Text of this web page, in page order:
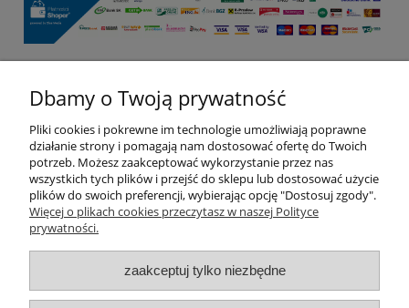
Pomoc
Moje konto
Płatności i dostawa
O nas
Dbamy o Twoją prywatność
Pliki cookies i pokrewne im technologie umożliwiają poprawne
działanie strony i pomagają nam dostosować ofertę do Twoich
potrzeb. Możesz zaakceptować wykorzystanie przez nas
wszystkich tych plików i przejść do sklepu lub dostosować użycie
plików do swoich preferencji, wybierając opcję "Dostosuj zgody".
Więcej o plikach cookies przeczytasz w naszej Polityce
prywatności.
zaakceptuj tylko niezbędne